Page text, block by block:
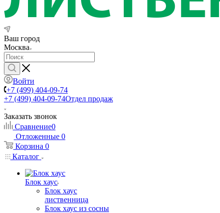
Ваш город
Москва
Войти
+7 (499) 404-09-74
+7 (499) 404-09-74Отдел продаж
Заказать звонок
Сравнение0
Отложенные 0
Корзина 0
Каталог
Блок хаус
Блок хаус
лиственница
Блок хаус из сосны